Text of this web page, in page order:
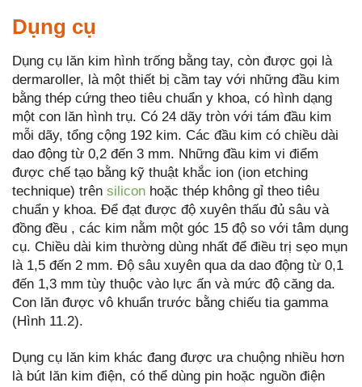
Dụng cụ
Dụng cụ lăn kim hình trống bằng tay, còn được gọi là
dermaroller, là một thiết bị cầm tay với những đầu kim
bằng thép cứng theo tiêu chuẩn y khoa, có hình dạng
một con lăn hình trụ. Có 24 dãy tròn với tám đầu kim
mỗi dãy, tổng cộng 192 kim. Các đầu kim có chiều dài
dao động từ 0,2 đến 3 mm. Những đầu kim vi điểm
được chế tạo bằng kỹ thuật khắc ion (ion etching
technique) trên silicon hoặc thép không gỉ theo tiêu
chuẩn y khoa. Để đạt được độ xuyên thấu đủ sâu và
đồng đều , các kim nằm một góc 15 độ so với tâm dụng
cụ. Chiều dài kim thường dùng nhất để điều trị sẹo mụn
là 1,5 đến 2 mm. Độ sâu xuyên qua da dao động từ 0,1
đến 1,3 mm tùy thuộc vào lực ấn và mức độ căng da.
Con lăn được vô khuẩn trước bằng chiếu tia gamma
(Hình 11.2).
Dụng cụ lăn kim khác đang được ưa chuộng nhiều hơn
là bút lăn kim điện, có thể dùng pin hoặc nguồn điện